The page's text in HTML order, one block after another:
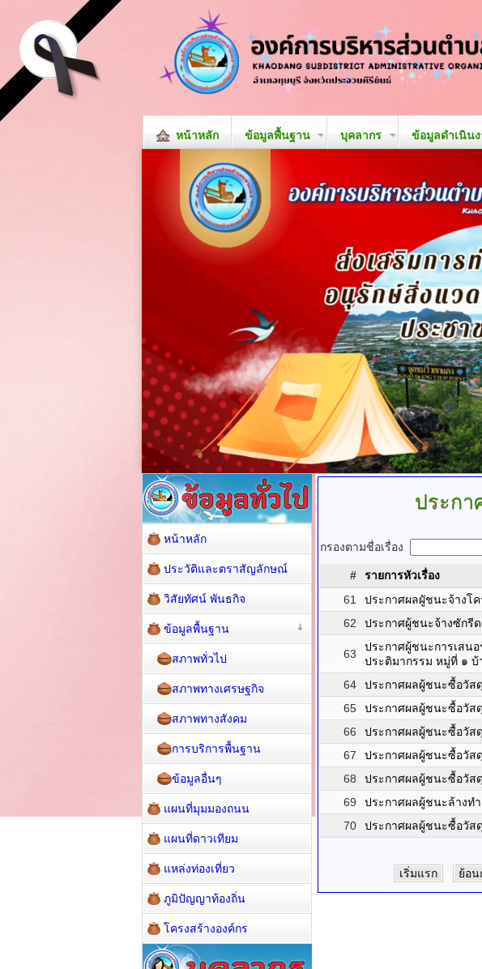
หน้าหลัก ข้อมูลพื้นฐาน บุคลากร ข้อมูลดำเนิน
ประกา
กรองตามชื่อเรื่อง
# รายการหัวเรื่อง
61
ประกาศผลผูัชนะจ้างโ
62
ประกาศผู้ชนะจ้างซักรี
63
ประกาศผู้ชนะการเสน
ประติมากรรม หมู่ที่ ๑
64 ประกาศผลผู้ชนะซื้อวัส
65
ประกาศผลผู้ชนะซื้อวัส
66
ประกาศผลผู้ชนะซื้อวัส
67
ประกาศผลผู้ชนะซื้อวัส
68
ประกาศผลผู้ชนะซื้อวัส
69
ประกาศผลผู้ชนะล้างท
70
ประกาศผลผู้ชนะซื้อวัส
เริ่มแรก
ย้อน
หน้าหลัก
ประวัติและตราสัญลักษณ์
วิสัยทัศน์ พันธกิจ
ข้อมูลพื้นฐาน
สภาพทั่วไป
สภาพทางเศรษฐกิจ
สภาพทางสังคม
การบริการพื้นฐาน
ข้อมูลอื่นๆ
แผนที่มุมมองถนน
แผนที่ดาวเทียม
แหล่งท่องเที่ยว
ภูมิปัญญาท้องถิ่น
โครงสร้างองค์กร